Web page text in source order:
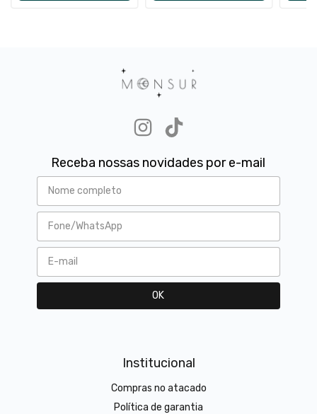
Receba nossas novidades por e-mail
Institucional
Compras no atacado
Política de garantia